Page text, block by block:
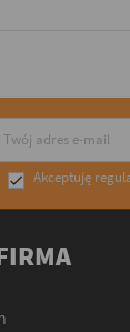
 Akceptuję